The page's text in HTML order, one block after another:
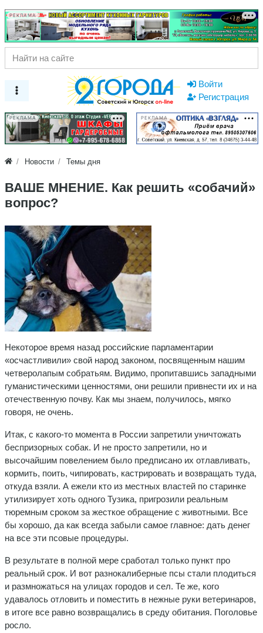
РЕКЛАМА
Войти
Регистрация
РЕКЛАМА РЕКЛАМА
Новости Темы дня
ВАШЕ МНЕНИЕ. Как решить «собачий»
вопрос?
Некоторое время назад российские парламентарии
«осчастливили» свой народ законом, посвященным нашим
четверолапым собратьям. Видимо, пропитавшись западными
гуманистическими ценностями, они решили привнести их и на
отечественную почву. Как мы знаем, получилось, мягко
говоря, не очень.
Итак, с какого-то момента в России запретили уничтожать
беспризорных собак. И не просто запретили, но и
высочайшим повелением было предписано их отлавливать,
кормить, поить, чипировать, кастрировать и возвращать туда,
откуда взяли. А ежели кто из местных властей по старинке
утилизирует хоть одного Тузика, пригрозили реальным
тюремным сроком за жесткое обращение с животными. Все
бы хорошо, да как всегда забыли самое главное: дать денег
на все эти псовые процедуры.
В результате в полной мере сработал только пункт про
реальный срок. И вот разнокалиберные псы стали плодиться
и размножаться на улицах городов и сел. Те же, кого
удавалось отловить и поместить в нежные руки ветеринаров,
в итоге все равно возвращались в среду обитания. Поголовье
росло.